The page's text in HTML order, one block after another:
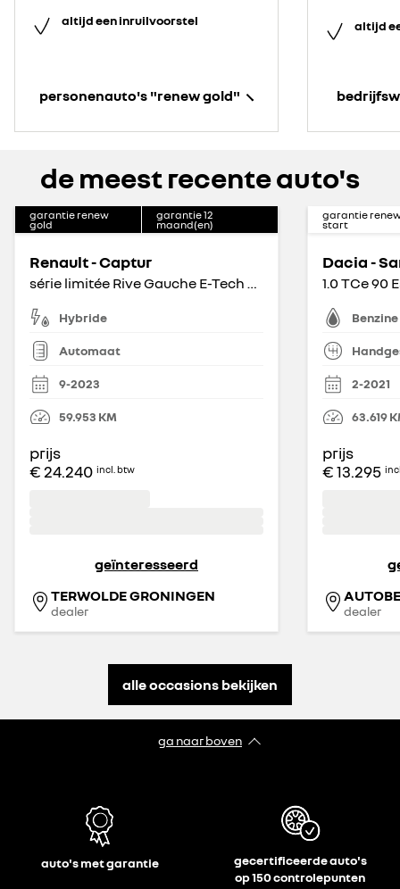
altijd een inruilvoorstel
personenauto's "renew gold"
altijd
de meest recente auto's
garantie renew
gold
garantie12
maand(en)
Renault - Captur
série limitée Rive Gauche E-Tech hybrid 145
Hybride
Automaat
9-2023
59.953 KM
prijs
€ 24.240 incl. btw
geïnteresseerd
TERWOLDE GRONINGEN
dealer
garantie
start
Dacia -
1.0 TCe 90
Benzine
2-2021
63.619
prijs
€ 13.295
dealer
alle occasions bekijken
ga naar boven
auto's met garantie
gecertificeerde auto's
op 150 controlepunten